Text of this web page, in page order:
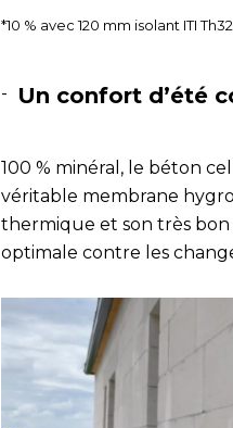
*10 % avec 120 mm isolant ITI Th32
Un confort d’été
100 % minéral, le béton
véritable membrane
thermique et son très
optimale contre les